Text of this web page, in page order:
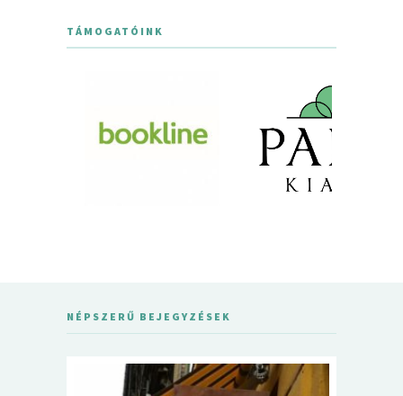
TÁMOGATÓINK
NÉPSZERŰ BEJEGYZÉSEK